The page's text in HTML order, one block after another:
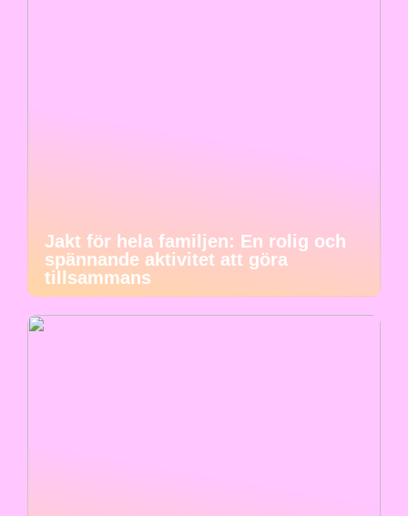
Jakt för hela familjen: En rolig och
spännande aktivitet att göra
tillsammans